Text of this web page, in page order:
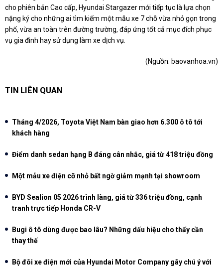
cho phiên bản Cao cấp, Hyundai Stargazer mới tiếp tục là lựa chọn
nặng ký cho những ai tìm kiếm một mẫu xe 7 chỗ vừa nhỏ gọn trong
phố, vừa an toàn trên đường trường, đáp ứng tốt cả mục đích phục
vụ gia đình hay sử dụng làm xe dịch vụ.
(Nguồn: baovanhoa.vn)
TIN LIÊN QUAN
Tháng 4/2026, Toyota Việt Nam bàn giao hơn 6.300 ô tô tới
khách hàng
Điểm danh sedan hạng B đáng cân nhắc, giá từ 418 triệu đồng
Một mẫu xe điện cỡ nhỏ bất ngờ giảm mạnh tại showroom
BYD Sealion 05 2026 trình làng, giá từ 336 triệu đồng, cạnh
tranh trực tiếp Honda CR-V
Bugi ô tô dùng được bao lâu? Những dấu hiệu cho thấy cần
thay thế
Bộ đôi xe điện mới của Hyundai Motor Company gây chú ý với